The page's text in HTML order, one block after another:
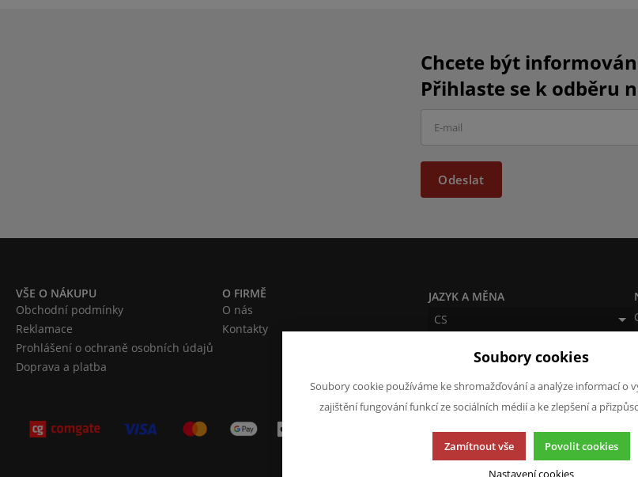
Chcete být
Přihlaste se k odběru
Odeslat
VŠE O NÁKUPU
Obchodní podmínky
Reklamace
Prohlášení o ochraně osobních údajů
Doprava a platba
O FIRMĚ
O nás
Kontakty
JAZYK A MĚNA
CS
CZK (Kč)Soubory cookies
Soubory cookie používáme ke shromažďování a analýze informací o
zajištění fungování funkcí ze sociálních médií a ke zlepšení a
Zamítnout vše Povolit cookies
Nastavení cookies